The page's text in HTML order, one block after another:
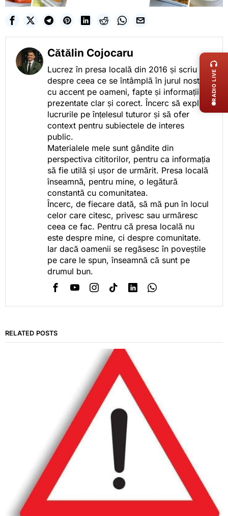
Cătălin Cojocaru
Lucrez în presa locală din 2016 și scriu
despre ceea ce se întâmplă în jurul nostru,
cu accent pe oameni, fapte și informații
prezentate clar și corect. Încerc să explic
lucrurile pe înțelesul tuturor și să ofer
context pentru subiectele de interes
public.
Materialele mele sunt gândite din
perspectiva cititorilor, pentru ca informația
să fie utilă și ușor de urmărit. Presa locală
înseamnă, pentru mine, o legătură
constantă cu comunitatea.
Încerc, de fiecare dată, să mă pun în locul
celor care citesc, privesc sau urmăresc
ceea ce fac. Pentru că presa locală nu
este despre mine, ci despre comunitate.
Iar dacă oamenii se regăsesc în poveștile
pe care le spun, înseamnă că sunt pe
drumul bun.
RELATED POSTS
RADIO LIVE